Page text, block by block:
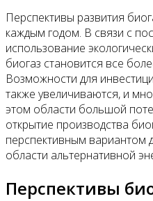
Перспективы развития
каждым годом. В связи с
использование
биогаз становится все
Возможности для
также увеличиваются, и
этом области большой
открытие производства
перспективным вариантом
области альтернативной
Перспективы